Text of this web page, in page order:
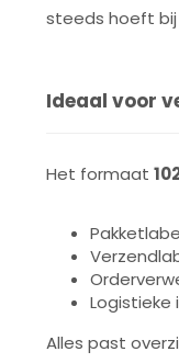
steeds hoeft
Ideaal voor
Het formaat
Alles past